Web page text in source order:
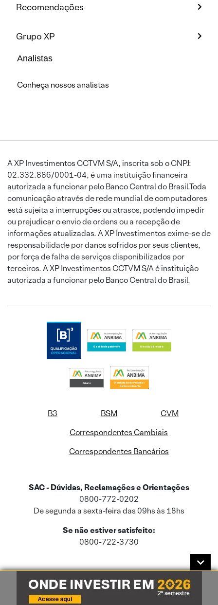
Recomendações
Grupo XP
Analistas
Conheça nossos analistas
A XP Investimentos CCTVM S/A, inscrita sob o CNPJ:
02.332.886/0001-04, é uma instituição financeira
autorizada a funcionar pelo Banco Central do Brasil.Toda
comunicação através de rede mundial de computadores
está sujeita a interrupções ou atrasos, podendo impedir
ou prejudicar o envio de ordens ou a recepção de
informações atualizadas. A XP Investimentos exime-se de
responsabilidade por danos sofridos por seus clientes,
por força de falha de serviços disponibilizados por
terceiros. A XP Investimentos CCTVM S/A é instituição
autorizada a funcionar pelo Banco Central do Brasil.
B3 BSM
CVM
Correspondentes Cambiais
Correspondentes Bancários
SAC - Dúvidas, Reclamações e Orientações
0800-772-0202
De segunda a sexta-feira das 09hs às 18hs
Se não estiver satisfeito:
0800-722-3730
Este site usa cookies e dados pessoais de acordo com a nossaPolítica de
Cookies
e a nossaPolítica de Privacidade.